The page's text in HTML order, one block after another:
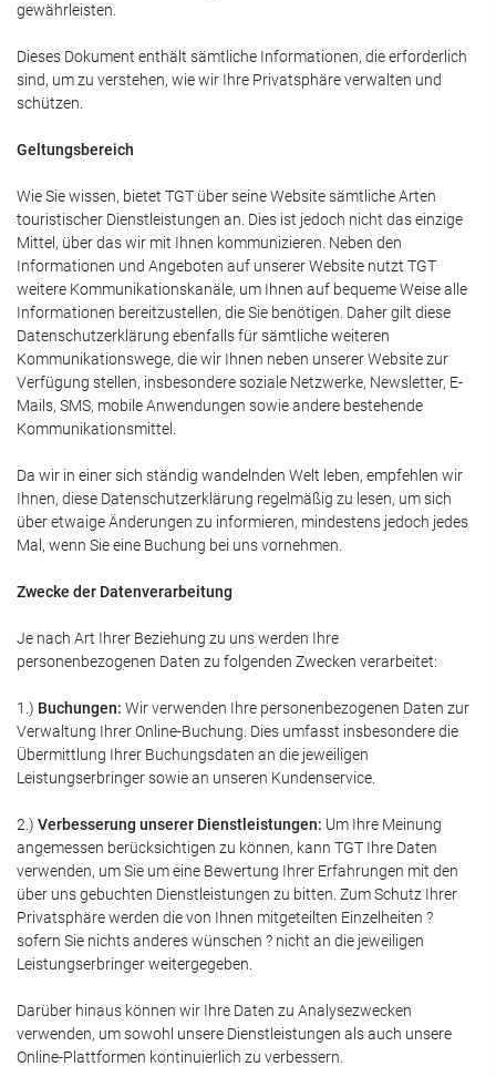
gewährleisten.
Dieses Dokument enthält sämtliche Informationen, die erforderlich
sind, um zu verstehen, wie wir Ihre Privatsphäre verwalten und
schützen.
Geltungsbereich
Wie Sie wissen, bietet TGT über seine Website sämtliche Arten
touristischer Dienstleistungen an. Dies ist jedoch nicht das einzige
Mittel, über das wir mit Ihnen kommunizieren. Neben den
Informationen und Angeboten auf unserer Website nutzt TGT
weitere Kommunikationskanäle, um Ihnen auf bequeme Weise alle
Informationen bereitzustellen, die Sie benötigen. Daher gilt diese
Datenschutzerklärung ebenfalls für sämtliche weiteren
Kommunikationswege, die wir Ihnen neben unserer Website zur
Verfügung stellen, insbesondere soziale Netzwerke, Newsletter, E-
Mails, SMS, mobile Anwendungen sowie andere bestehende
Kommunikationsmittel.
Da wir in einer sich ständig wandelnden Welt leben, empfehlen wir
Ihnen, diese Datenschutzerklärung regelmäßig zu lesen, um sich
über etwaige Änderungen zu informieren, mindestens jedoch jedes
Mal, wenn Sie eine Buchung bei uns vornehmen.
Zwecke der Datenverarbeitung
Je nach Art Ihrer Beziehung zu uns werden Ihre
personenbezogenen Daten zu folgenden Zwecken verarbeitet:
1.) Buchungen: Wir verwenden Ihre personenbezogenen Daten zur
Verwaltung Ihrer Online-Buchung. Dies umfasst insbesondere die
Übermittlung Ihrer Buchungsdaten an die jeweiligen
Leistungserbringer sowie an unseren Kundenservice.
2.) Verbesserung unserer Dienstleistungen: Um Ihre Meinung
angemessen berücksichtigen zu können, kann TGT Ihre Daten
verwenden, um Sie um eine Bewertung Ihrer Erfahrungen mit den
über uns gebuchten Dienstleistungen zu bitten. Zum Schutz Ihrer
Privatsphäre werden die von Ihnen mitgeteilten Einzelheiten ?
sofern Sie nichts anderes wünschen ? nicht an die jeweiligen
Leistungserbringer weitergegeben.
Darüber hinaus können wir Ihre Daten zu Analysezwecken
verwenden, um sowohl unsere Dienstleistungen als auch unsere
Online-Plattformen kontinuierlich zu verbessern.